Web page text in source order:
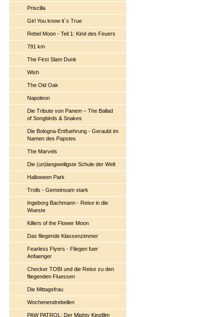
Priscilla
Girl You know it´s True
Rebel Moon - Teil 1: Kind des Feuers
791 km
The First Slam Dunk
Wish
The Old Oak
Napoleon
Die Tribute von Panem – The Ballad
of Songbirds & Snakes
Die Bologna-Entfuehrung - Geraubt im
Namen des Papstes
The Marvels
Die (un)langweiligste Schule der Welt
Halloween Park
Trolls - Gemeinsam stark
Ingeborg Bachmann - Reise in die
Wueste
Killers of the Flower Moon
Das fliegende Klassenzimmer
Fearless Flyers - Fliegen fuer
Anfaenger
Checker TOBI und die Reise zu den
fliegenden Fluessen
Die Mittagsfrau
Wochenendrebellen
PAW PATROL: Der Mighty Kinofilm